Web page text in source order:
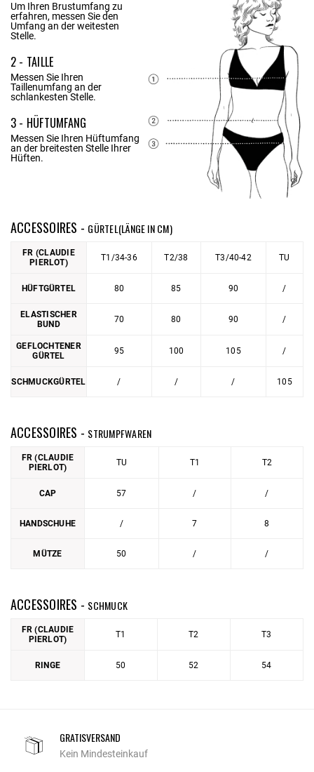
Um Ihren Brustumfang zu
erfahren, messen Sie den
Umfang an der weitesten
Stelle.
2 - TAILLE
Messen Sie Ihren
Taillenumfang an der
schlankesten Stelle.
3 - HÜFTUMFANG
Messen Sie Ihren Hüftumfang
an der breitesten Stelle Ihrer
Hüften.
ACCESSOIRES - GÜRTEL(LÄNGE IN CM)
FR (CLAUDIE
PIERLOT)
T1/34-36 T2/38 T3/40-42 TU
HÜFTGÜRTEL 80 85 90 /
ELASTISCHER
BUND
70 80 90 /
GEFLOCHTENER
GÜRTEL
95 100 105 /
SCHMUCKGÜRTEL / / / 105
ACCESSOIRES - STRUMPFWAREN
FR (CLAUDIE
PIERLOT)
TU T1 T2
CAP 57 / /
HANDSCHUHE / 7 8
MÜTZE 50 / /
ACCESSOIRES - SCHMUCK
FR (CLAUDIE
PIERLOT)
T1 T2 T3
RINGE 50 52 54
GRATISVERSAND
Kein Mindesteinkauf